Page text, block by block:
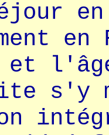
et
s'y